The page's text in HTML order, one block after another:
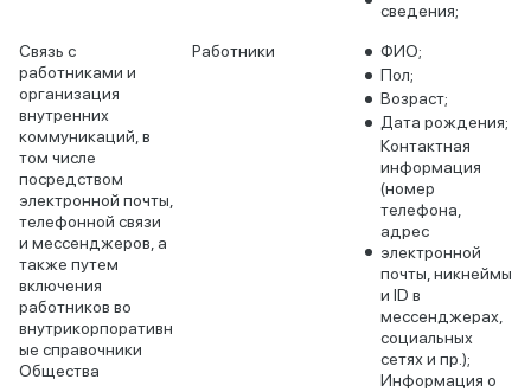
сведения;
Связь с
работниками и
организация
внутренних
коммуникаций, в
том числе
посредством
электронной почты,
телефонной связи
и мессенджеров, а
также путем
включения
работников во
внутрикорпоративн
ые справочники
Общества
Работники
ФИО;
Пол;
Возраст;
Дата рождения;
Контактная
информация
(номер
телефона,
адрес
электронной
почты, никнеймы
и ID в
мессенджерах,
социальных
сетях и пр.);
Информация о